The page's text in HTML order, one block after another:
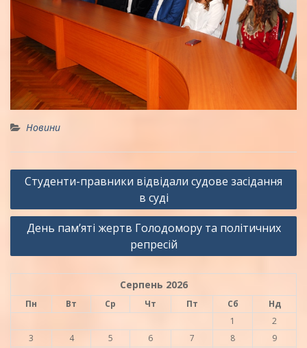
Новини
Навігація
записів
Студенти-правники відвідали судове засідання
в суді
День пам’яті жертв Голодомору та політичних
репресій
Серпень 2026
Пн Вт Ср Чт Пт Сб
Нд
1
2
3
4 5 6 7 8
9